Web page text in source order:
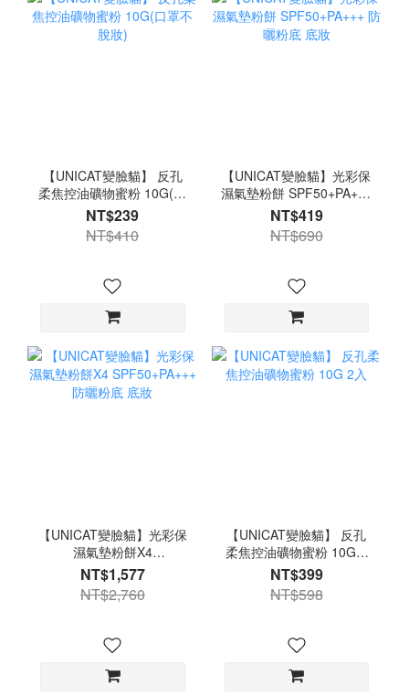
【UNICAT變臉貓】 反孔
柔焦控油礦物蜜粉 10G(口
罩不脫妝)
NT$239
NT$410
【UNICAT變臉貓】光彩保
濕氣墊粉餅 SPF50+PA+++
防曬粉底 底妝
NT$419
NT$690
【UNICAT變臉貓】光彩保
濕氣墊粉餅X4
SPF50+PA+++ 防曬粉底
底妝
NT$1,577
NT$2,760
【UNICAT變臉貓】 反孔
柔焦控油礦物蜜粉 10G 2
入
NT$399
NT$598